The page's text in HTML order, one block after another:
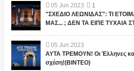
05 Jun 2023
1
"ΣΧΕΔΙΟ ΛΕΩΝΙΔΑΣ": ΤΙ
ΜΑΣ... ; ΔΕΝ ΤΑ ΕΙΠΕ ΤΥΧΑΙΑ
05 Jun 2023
ΑΥΤΑ ΤΡΕΜΟΥΝ! Οι Έλληνες
σχέση!(ΒΙΝΤΕΟ)